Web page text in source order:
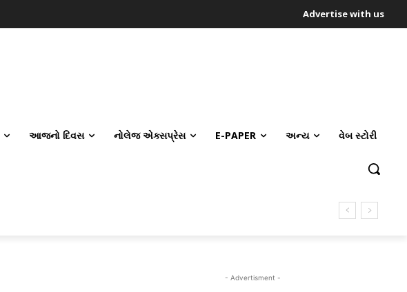
Advertise with us
આજનો દિવસ નોલેજ એક્સપ્રેસ E-PAPER અન્ય વેબ સ્ટોરી
- Advertisment -